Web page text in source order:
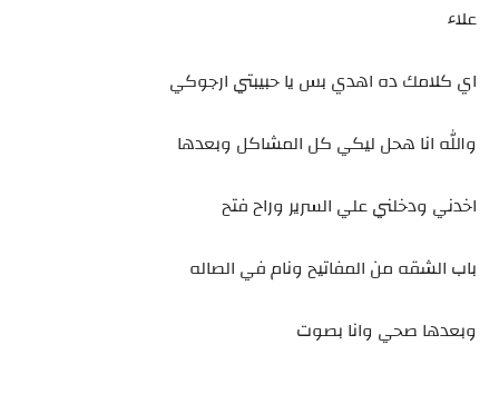
علاء
اي كلامك ده اهدي بس يا حبيبتي ارجوكي
والله انا هحل ليكي كل المشاكل وبعدها
اخدني ودخلني علي السرير وراح فتح
باب الشقه من المفاتيح ونام في الصاله
وبعدها صحي وانا بصوت